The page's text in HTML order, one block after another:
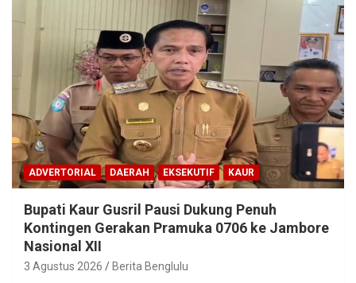
ADVERTORIAL DAERAH EKSEKUTIF KAUR
Bupati Kaur Gusril Pausi Dukung Penuh
Kontingen Gerakan Pramuka 0706 ke Jambore
Nasional XII
3 Agustus 2026 Berita Benglulu